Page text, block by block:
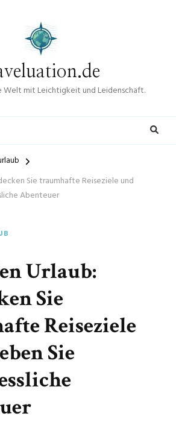
Welt mit Leichtigkeit und Leidenschaft.
Sie traumhafte Reiseziele und
Abenteuer
Urlaub:
Sie
Reiseziele
Sie